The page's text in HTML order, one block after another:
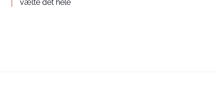
vælte det hele